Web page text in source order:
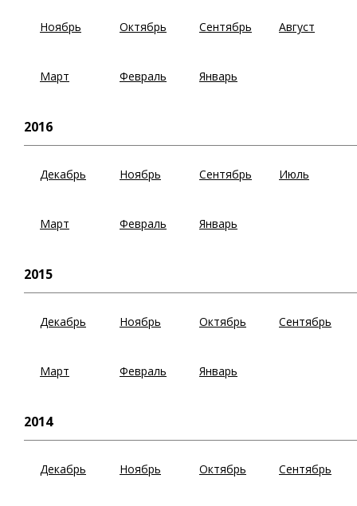
Ноябрь Октябрь Сентябрь Август
Март Февраль Январь
2016
Декабрь Ноябрь Сентябрь Июль
Март Февраль Январь
2015
Декабрь Ноябрь Октябрь Сентябрь
Март Февраль Январь
2014
Декабрь Ноябрь Октябрь Сентябрь